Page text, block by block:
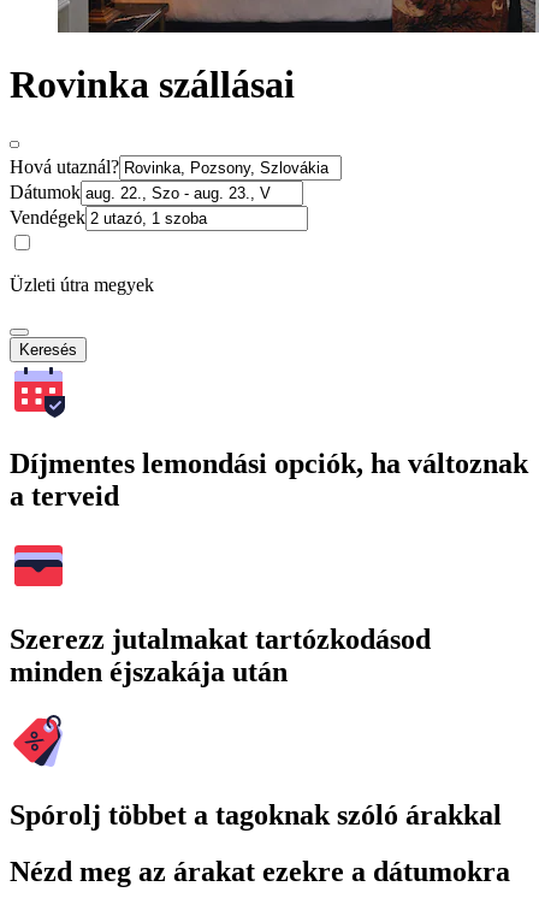
Rovinka szállásai
Hová utaznál?
Dátumok
Vendégek
Üzleti útra megyek
Keresés
Díjmentes lemondási opciók, ha változnak
a terveid
Szerezz jutalmakat tartózkodásod
minden éjszakája után
Spórolj többet a tagoknak szóló árakkal
Nézd meg az árakat ezekre a dátumokra